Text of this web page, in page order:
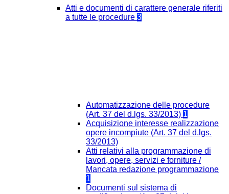
Atti e documenti di carattere generale riferiti
a tutte le procedure 3
Automatizzazione delle procedure
(Art. 37 del d.lgs. 33/2013) 1
Acquisizione interesse realizzazione
opere incompiute (Art. 37 del d.lgs.
33/2013)
Atti relativi alla programmazione di
lavori, opere, servizi e forniture /
Mancata redazione programmazione
1
Documenti sul sistema di